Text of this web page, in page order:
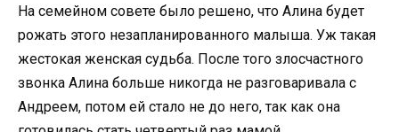
На семейном совете было решено, что Алина будет
рожать этого незапланированного малыша. Уж такая
жестокая женская судьба. После того злосчастного
звонка Алина больше никогда не разговаривала с
Андреем, потом ей стало не до него, так как она